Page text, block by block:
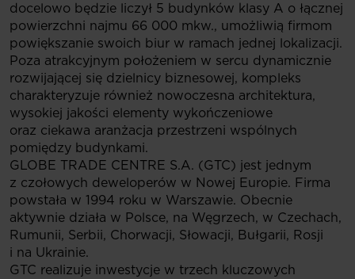
docelowo będzie liczył 5 budynków klasy A o łącznej
powierzchni najmu 66 000 mkw., umożliwią firmom
powiększanie swoich biur w ramach jednej lokalizacji.
Poza atrakcyjnym położeniem w sercu dynamicznie
rozwijającej się dzielnicy biznesowej, kompleks
charakteryzuje również nowoczesna architektura,
wysokiej jakości elementy wykończeniowe
oraz ciekawa aranżacja przestrzeni wspólnych
pomiędzy budynkami.
GLOBE TRADE CENTRE S.A. (GTC) jest jednym
z czołowych deweloperów w Nowej Europie. Firma
powstała w 1994 roku w Warszawie. Obecnie
aktywnie działa w Polsce, na Węgrzech, w Czechach,
Rumunii, Serbii, Chorwacji, Słowacji, Bułgarii, Rosji
i na Ukrainie.
GTC realizuje inwestycje w trzech kluczowych